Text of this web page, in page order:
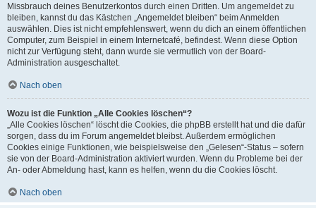
Missbrauch deines Benutzerkontos durch einen Dritten. Um angemeldet zu
bleiben, kannst du das Kästchen „Angemeldet bleiben“ beim Anmelden
auswählen. Dies ist nicht empfehlenswert, wenn du dich an einem öffentlichen
Computer, zum Beispiel in einem Internetcafé, befindest. Wenn diese Option
nicht zur Verfügung steht, dann wurde sie vermutlich von der Board-
Administration ausgeschaltet.
Nach oben
Wozu ist die Funktion „Alle Cookies löschen“?
„Alle Cookies löschen“ löscht die Cookies, die phpBB erstellt hat und die dafür
sorgen, dass du im Forum angemeldet bleibst. Außerdem ermöglichen
Cookies einige Funktionen, wie beispielsweise den „Gelesen“-Status – sofern
sie von der Board-Administration aktiviert wurden. Wenn du Probleme bei der
An- oder Abmeldung hast, kann es helfen, wenn du die Cookies löscht.
Nach oben